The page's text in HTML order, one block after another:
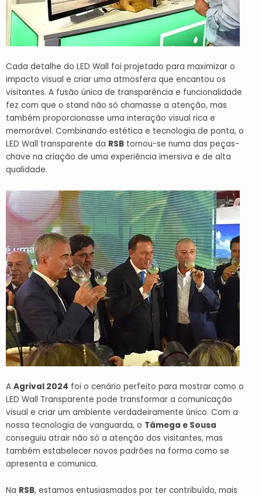
Cada detalhe do LED Wall foi projetado para maximizar o
impacto visual e criar uma atmosfera que encantou os
visitantes. A fusão única de transparência e funcionalidade
fez com que o stand não só chamasse a atenção, mas
também proporcionasse uma interação visual rica e
memorável. Combinando estética e tecnologia de ponta, o
LED Wall transparente da RSB tornou-se numa das peças-
chave na criação de uma experiência imersiva e de alta
qualidade.
A Agrival 2024 foi o cenário perfeito para mostrar como o
LED Wall Transparente pode transformar a comunicação
visual e criar um ambiente verdadeiramente único. Com a
nossa tecnologia de vanguarda, o Tâmega e Sousa
conseguiu atrair não só a atenção dos visitantes, mas
também estabelecer novos padrões na forma como se
apresenta e comunica.
Na RSB, estamos entusiasmados por ter contribuído, mais